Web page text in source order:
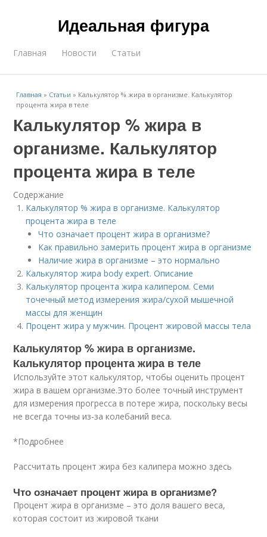
Идеальная фигура
Главная Новости Статьи
Главная » Статьи » Калькулятор % жира в организме. Калькулятор
процента жира в теле
Калькулятор % жира в
организме. Калькулятор
процента жира в теле
Содержание
Калькулятор % жира в организме. Калькулятор
процента жира в теле
Что означает процент жира в организме?
Как правильно замерить процент жира в организме
Наличие жира в организме – это нормально
Калькулятор жира body expert. Описание
Калькулятор процента жира калипером. Семи
точечный метод измерения жира/сухой мышечной
массы для женщин
Процент жира у мужчин. Процент жировой массы тела
Калькулятор % жира в организме.
Калькулятор процента жира в теле
Используйте этот калькулятор, чтобы оценить процент
жира в вашем организме.Это более точный инструмент
для измерения прогресса в потере жира, поскольку весы
не всегда точны из-за колебаний веса.
*Подробнее
Рассчитать процент жира без калипера можно здесь
Что означает процент жира в организме?
Процент жира в организме – это доля вашего веса,
которая состоит из жировой ткани